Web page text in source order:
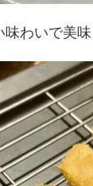
わいで美味